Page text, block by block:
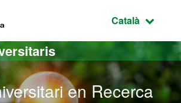
pàgina
Idioma
Català
en Recerca